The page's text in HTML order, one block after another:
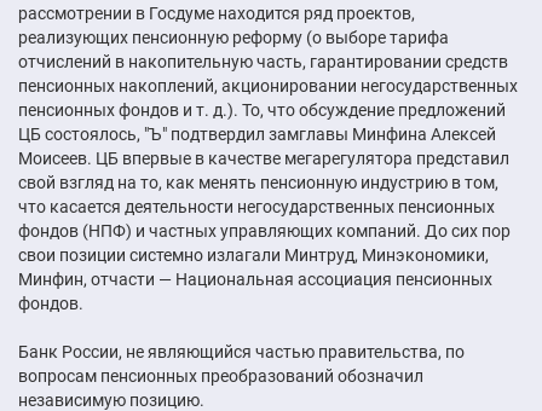
рассмотрении в Госдуме находится ряд проектов,
реализующих пенсионную реформу (о выборе тарифа
отчислений в накопительную часть, гарантировании средств
пенсионных накоплений, акционировании негосударственных
пенсионных фондов и т. д.). То, что обсуждение предложений
ЦБ состоялось, "Ъ" подтвердил замглавы Минфина Алексей
Моисеев. ЦБ впервые в качестве мегарегулятора представил
свой взгляд на то, как менять пенсионную индустрию в том,
что касается деятельности негосударственных пенсионных
фондов (НПФ) и частных управляющих компаний. До сих пор
свои позиции системно излагали Минтруд, Минэкономики,
Минфин, отчасти — Национальная ассоциация пенсионных
фондов.
Банк России, не являющийся частью правительства, по
вопросам пенсионных преобразований обозначил
независимую позицию.